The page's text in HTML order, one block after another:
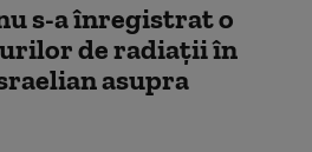
s-a înregistrat o
de radiații în
asupra